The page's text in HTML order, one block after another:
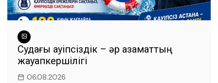
Судағы қауіпсіздік – әр азаматтың
жауапкершілігі
06.08.2026